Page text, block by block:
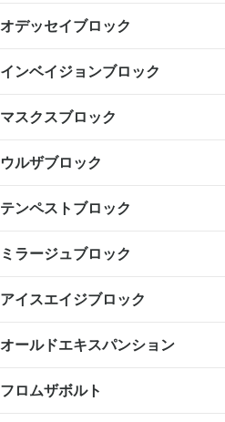
オデッセイブロック
インベイジョンブロック
マスクスブロック
ウルザブロック
テンペストブロック
ミラージュブロック
アイスエイジブロック
オールドエキスパンション
フロムザボルト